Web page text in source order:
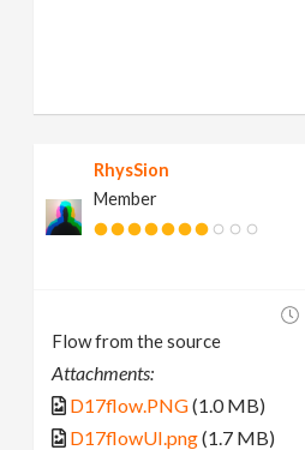
RhysSion
Member
Flow from the source
Attachments:
D17flow.PNG(1.0 MB)
D17flowUI.png(1.7 MB)